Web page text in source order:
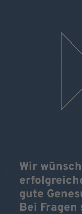
Wir
gute
Bei